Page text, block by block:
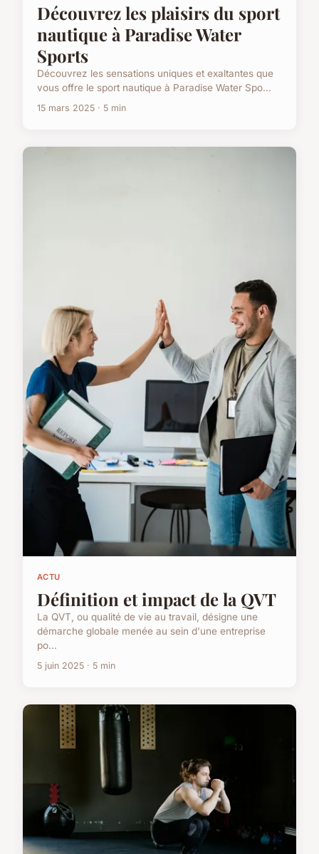
Découvrez les plaisirs du sport
nautique à Paradise Water
Sports
Découvrez les sensations uniques et exaltantes que
vous offre le sport nautique à Paradise Water Spo...
15 mars 2025 · 5 min
ACTU
Définition et impact de la QVT
La QVT, ou qualité de vie au travail, désigne une
démarche globale menée au sein d'une entreprise
po...
5 juin 2025 · 5 min